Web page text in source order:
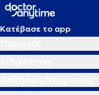
Κατέβασε το app